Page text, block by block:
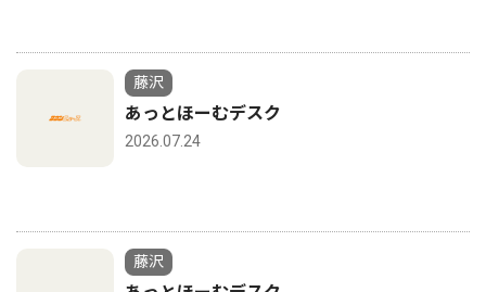
藤沢
あっとほーむデスク
2026.07.24
藤沢